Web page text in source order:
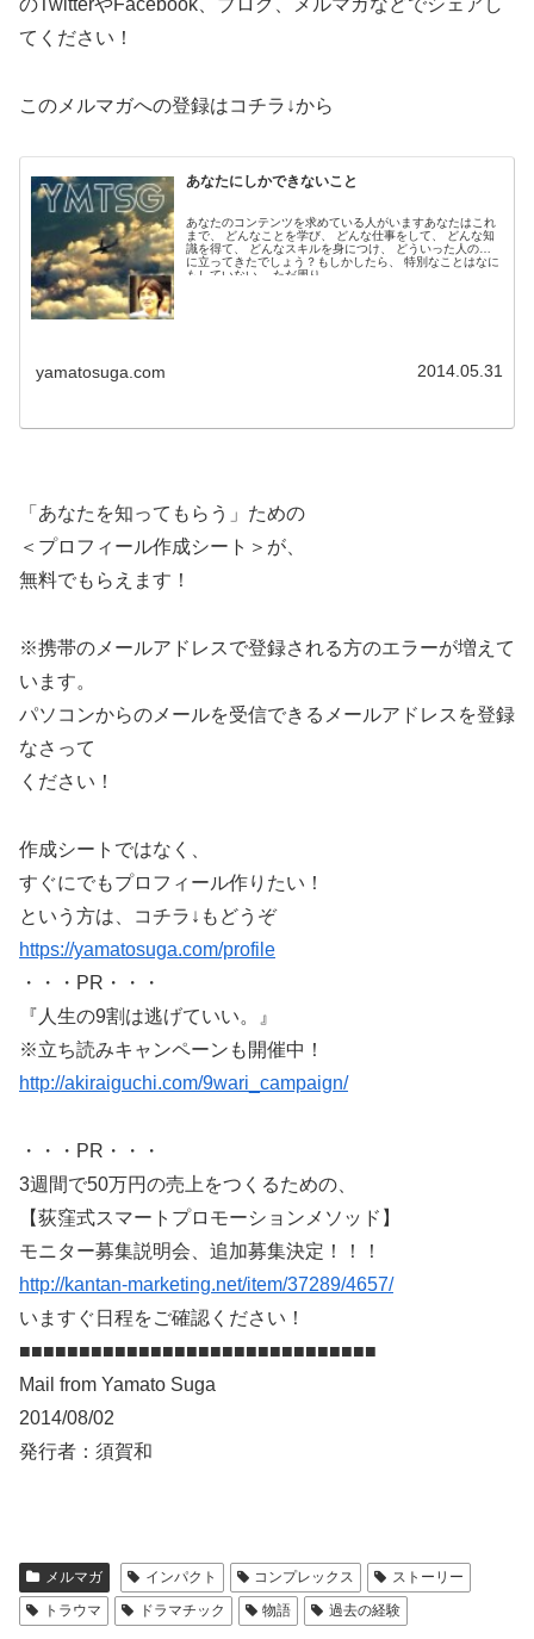
てください！
このメルマガへの登録はコチラ↓から
あなたにしかできないこと
あなたのコンテンツを求めている人がいますあなたはこれ
まで、 どんなことを学び、 どんな仕事をして、 どんな知
識を得て、 どんなスキルを身につけ、 どういった人の役
に立ってきたでしょう？もしかしたら、 特別なことはなに
もしていない、 ただ周り...
yamatosuga.com 2014.05.31
「あなたを知ってもらう」ための
＜プロフィール作成シート＞が、
無料でもらえます！
※携帯のメールアドレスで登録される方のエラーが増えて
います。
パソコンからのメールを受信できるメールアドレスを登録
なさって
ください！
作成シートではなく、
すぐにでもプロフィール作りたい！
という方は、コチラ↓もどうぞ
https://yamatosuga.com/profile
・・・PR・・・
『人生の9割は逃げていい。』
※立ち読みキャンペーンも開催中！
http://akiraiguchi.com/9wari_campaign/
・・・PR・・・
3週間で50万円の売上をつくるための、
【荻窪式スマートプロモーションメソッド】
モニター募集説明会、追加募集決定！！！
http://kantan-marketing.net/item/37289/4657/
いますぐ日程をご確認ください！
■■■■■■■■■■■■■■■■■■■■■■■■■■■■■■
Mail from Yamato Suga
2014/08/02
発行者：須賀和
メルマガ インパクト コンプレックス
ストーリー
トラウマ
ドラマチック 物語 過去の経験